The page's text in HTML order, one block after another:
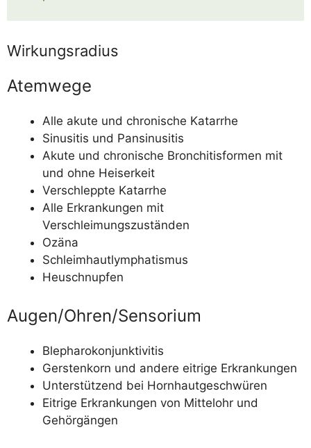
Wirkungsradius
Atemwege
Alle aku­te und chro­ni­sche Katarrhe
Sinu­s­i­tis und Pansinusitis
Aku­te und chro­ni­sche Bron­chi­tis­for­men mit
und ohne Heiserkeit
Ver­schlepp­te Katarrhe
Alle Erkran­kun­gen mit
Verschleimungszuständen
Ozä­na
Schleim­haut­lympha­tis­mus
Heu­schnup­fen
Augen/​Ohren/​Sensorium
Ble­pha­ro­kon­junk­ti­vi­tis
Gers­ten­korn und ande­re eit­ri­ge Erkrankungen
Unter­stüt­zend bei Hornhautgeschwüren
Eit­ri­ge Erkran­kun­gen von Mit­tel­ohr und
Gehörgängen